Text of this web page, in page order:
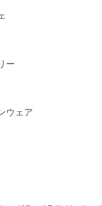
ー
ウェア